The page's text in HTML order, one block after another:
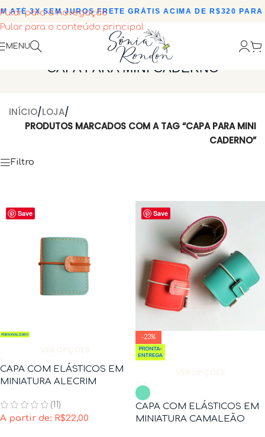
Pular para a navegação
Pular para o conteúdo principal
ATÉ 3X SEM JUROS•FRETE GRÁTIS ACIMA DE R$320 PARA
MENU
CAPA PARA MINI CADERNO
INÍCIO/LOJA/
PRODUTOS MARCADOS COM A TAG “CAPA PARA MINI
CADERNO”
Filtro
Save
CAPA COM ELÁSTICOS EM
MINIATURA ALECRIM
(11)
A partir de: R$22,00
Save
-23%
CAPA COM ELÁSTICOS EM
MINIATURA CAMALEÃO